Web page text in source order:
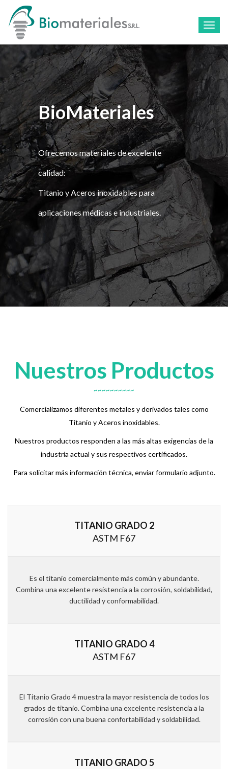
BioMateriales
Ofrecemos materiales de excelente
calidad:
Titanio y Aceros inoxidables para
aplicaciones médicas e industriales.
Nuestros Productos
Comercializamos diferentes metales y derivados tales como
Titanio y Aceros inoxidables.
Nuestros productos responden a las más altas exigencias de la
industria actual y sus respectivos certificados.
Para solicitar más información técnica, enviar formulario adjunto.
TITANIO GRADO 2
ASTM F67
Es el titanio comercialmente más común y abundante.
Combina una excelente resistencia a la corrosión, soldabilidad,
ductilidad y conformabilidad.
TITANIO GRADO 4
ASTM F67
El Titanio Grado 4 muestra la mayor resistencia de todos los
grados de titanio. Combina una excelente resistencia a la
corrosión con una buena confortabilidad y soldabilidad.
TITANIO GRADO 5